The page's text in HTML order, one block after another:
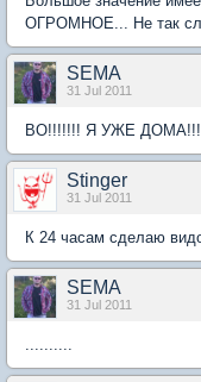
ОГРОМНОЕ... Не так
SEMA
31 Jul 2011
ВО!!!!!!! Я УЖЕ
Stinger
31 Jul 2011
К 24 часам сделаю
SEMA
31 Jul 2011